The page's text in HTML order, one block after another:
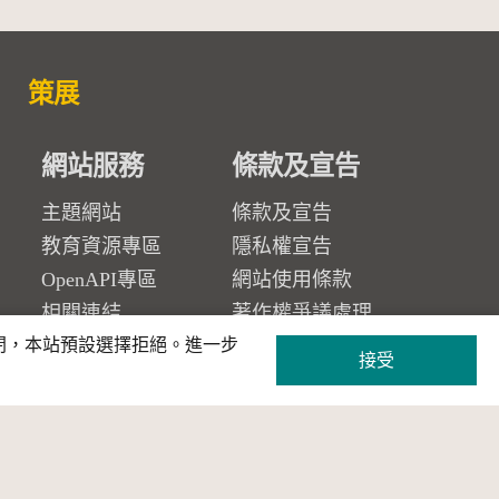
策展
網站服務
主題網站
教育資源專區
OpenAPI專區
相關連結
聯絡我們
條款及宣告
條款及宣告
隱私權宣告
網站使用條款
著作權爭議處理
本站預設選擇拒絕。進一步
接受